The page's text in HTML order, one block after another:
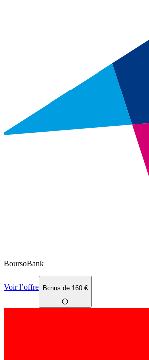
BoursoBank
Voir l’offre Bonus de 160 €